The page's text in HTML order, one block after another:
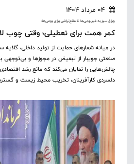
04 مرداد 1404
چراغ سبز به غیربومی‌ها تا مانع‌تراشی برای بومی‌ها؛
کمر همت برای تعطیلی؛ وقتی چوب
در میانه شعارهای حمایت از تولید داخلی،
صنعتی جویبار از تبعیض در مجوزها و بی‌توجهی
چالش‌هایی را نمایان می‌کند که مانع رشد اقتصادی
دلسردی کارآفرینان، تخریب محیط زیست و